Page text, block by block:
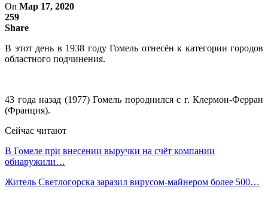
On Мар 17, 2020
259
Share
В этот день в 1938 году Гомель отнесён к категории городов
областного подчинения.
43 года назад (1977) Гомель породнился с г. Клермон-Ферран
(Франция).
Сейчас читают
В Гомеле при внесении выручки на счёт компании
обнаружили…
Житель Светлогорска заразил вирусом-майнером более 500…